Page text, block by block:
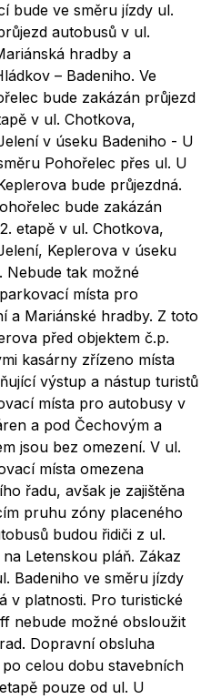
bude ve směru jízdy ul.
autobusů v ul.
hradby a
– Badeniho. Ve
bude zakázán průjezd
v ul. Chotkova,
v úseku Badeniho - U
Pohořelec přes ul. U
bude průjezdná.
bude zakázán
etapě v ul. Chotkova,
Keplerova v úseku
Nebude tak možné
místa pro
a Mariánské hradby. Z toto
před objektem č.p.
kasárny zřízeno místa
výstup a nástup turistů
místa pro autobusy v
a pod Čechovým a
jsou bez omezení. V ul.
místa omezena
řadu, avšak je zajištěna
pruhu zóny placeného
budou řidiči z ul.
Letenskou pláň. Zákaz
Badeniho ve směru jízdy
v platnosti. Pro turistické
nebude možné obsloužit
Dopravní obsluha
celou dobu stavebních
pouze od ul. U